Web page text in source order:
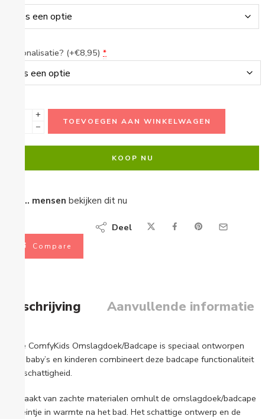
Personalisatie? (+€8,95) *
+
−
TOEVOEGEN AAN WINKELWAGEN
KOOP NU
... mensen bekijken dit nu
Compare
Deel
Beschrijving Aanvullende informatie
Onze ComfyKids Omslagdoek/Badcape is speciaal ontworpen
voor baby’s en kinderen combineert deze badcape functionaliteit
met schattigheid.
Gemaakt van zachte materialen omhult de omslagdoek/badcape
je kleintje in warmte na het bad. Het schattige ontwerp en de